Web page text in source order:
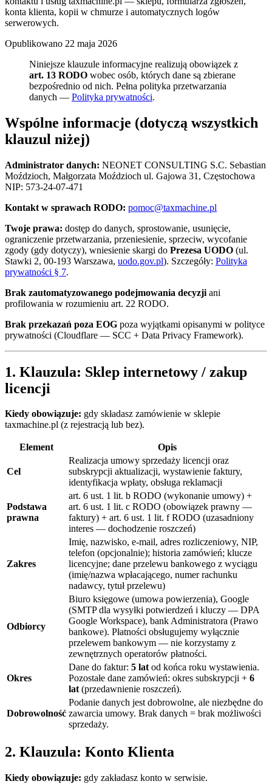
konta klienta, kopii w chmurze i automatycznych logów
serwerowych.
Opublikowano 22 maja 2026
Niniejsze klauzule informacyjne realizują obowiązek z
art. 13 RODO wobec osób, których dane są zbierane
bezpośrednio od nich. Pełna polityka przetwarzania
danych — Polityka prywatności.
Wspólne informacje (dotyczą wszystkich
klauzul niżej)
Administrator danych: NEONET CONSULTING S.C. Sebastian
Moździoch, Małgorzata Moździoch ul. Gajowa 31, Częstochowa
NIP: 573-24-07-471
Kontakt w sprawach RODO: pomoc@taxmachine.pl
Twoje prawa: dostęp do danych, sprostowanie, usunięcie,
ograniczenie przetwarzania, przeniesienie, sprzeciw, wycofanie
zgody (gdy dotyczy), wniesienie skargi do Prezesa UODO (ul.
Stawki 2, 00-193 Warszawa, uodo.gov.pl). Szczegóły: Polityka
prywatności § 7.
Brak zautomatyzowanego podejmowania decyzji ani
profilowania w rozumieniu art. 22 RODO.
Brak przekazań poza EOG poza wyjątkami opisanymi w polityce
prywatności (Cloudflare — SCC + Data Privacy Framework).
1. Klauzula: Sklep internetowy / zakup
licencji
Kiedy obowiązuje: gdy składasz zamówienie w sklepie
taxmachine.pl (z rejestracją lub bez).
Element Opis
Cel
Realizacja umowy sprzedaży licencji oraz
subskrypcji aktualizacji, wystawienie faktury,
identyfikacja wpłaty, obsługa reklamacji
Podstawa
prawna
art. 6 ust. 1 lit. b RODO (wykonanie umowy) +
art. 6 ust. 1 lit. c RODO (obowiązek prawny —
faktury) + art. 6 ust. 1 lit. f RODO (uzasadniony
interes — dochodzenie roszczeń)
Zakres
Imię, nazwisko, e-mail, adres rozliczeniowy, NIP,
telefon (opcjonalnie); historia zamówień; klucze
licencyjne; dane przelewu bankowego z wyciągu
(imię/nazwa wpłacającego, numer rachunku
nadawcy, tytuł przelewu)
Odbiorcy
Biuro księgowe (umowa powierzenia), Google
(SMTP dla wysyłki potwierdzeń i kluczy — DPA
Google Workspace), bank Administratora (Prawo
bankowe). Płatności obsługujemy wyłącznie
przelewem bankowym — nie korzystamy z
zewnętrznych operatorów płatności.
Okres
Dane do faktur: 5 latod końca roku wystawienia.
Pozostałe dane zamówień: okres subskrypcji + 6
lat(przedawnienie roszczeń).
Dobrowolność
Podanie danych jest dobrowolne, ale niezbędne do
zawarcia umowy. Brak danych = brak możliwości
sprzedaży.
2. Klauzula: Konto Klienta
Kiedy obowiązuje: gdy zakładasz konto w serwisie.